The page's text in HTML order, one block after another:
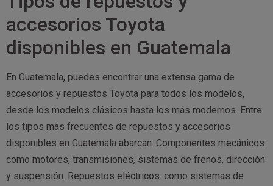
accesorios Toyota
disponibles en Guatemala
En Guatemala, puedes encontrar una extensa gama de
accesorios y repuestos Toyota para todos los modelos,
desde los modelos clásicos hasta los más modernos. Entre
los tipos más frecuentes de repuestos y accesorios
disponibles en Guatemala abarcan: Componentes mecánicos:
como motores, transmisiones, sistemas de frenos, dirección
y suspensión. Repuestos eléctricos: como sistemas de